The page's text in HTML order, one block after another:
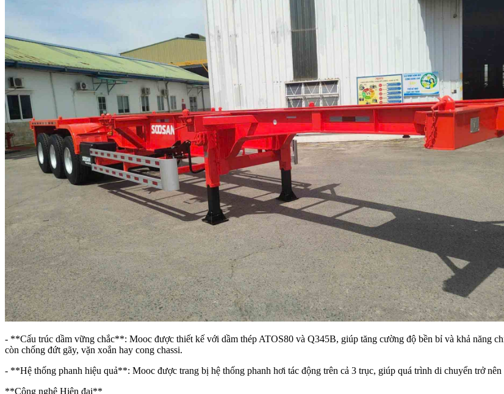
- **Cấu trúc dầm vững chắc**: Mooc được thiết kế với dầm thép ATOS80 và Q345B, giúp tăng cường độ bền bỉ và khả năng
còn chống đứt gãy, vặn xoắn hay cong chassi.
- **Hệ thống phanh hiệu quả**: Mooc được trang bị hệ thống phanh hơi tác động trên cả 3 trục, giúp quá trình di chuyển trở
**Công nghệ Hiện đại**